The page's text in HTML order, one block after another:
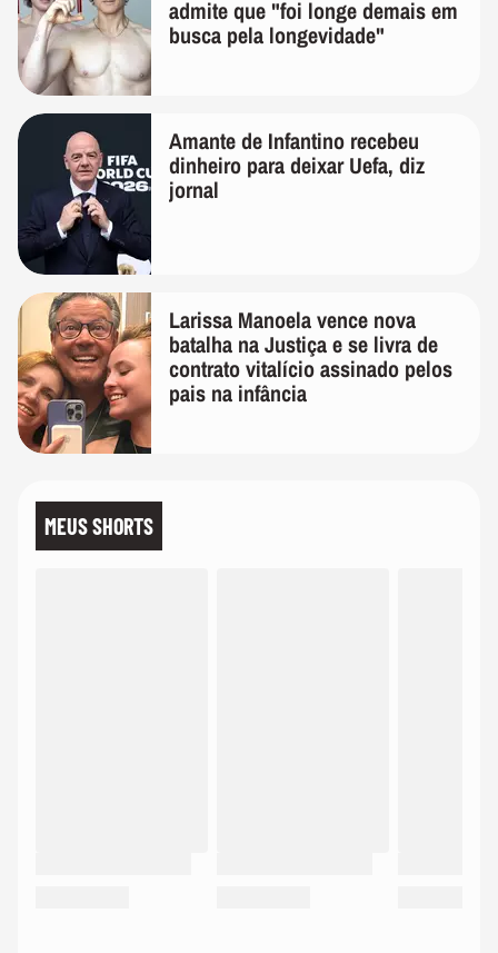
admite que "foi longe demais em
busca pela longevidade"
Amante de Infantino recebeu
dinheiro para deixar Uefa, diz
jornal
Larissa Manoela vence nova
batalha na Justiça e se livra de
contrato vitalício assinado pelos
pais na infância
MEUS SHORTS